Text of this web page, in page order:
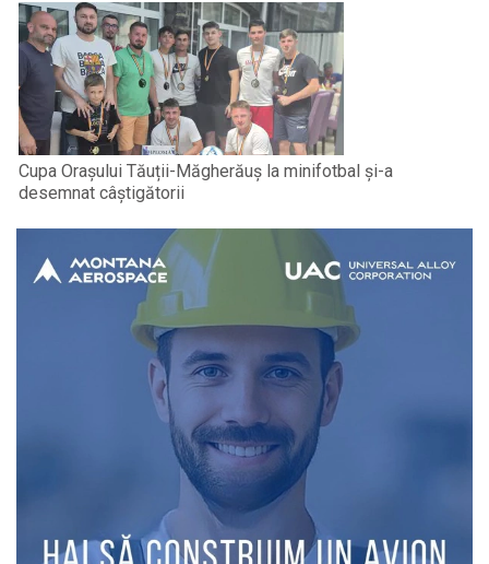
Cupa Orașului Tăuții-Măgherăuș la minifotbal și-a
desemnat câștigătorii